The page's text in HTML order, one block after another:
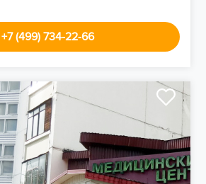
+7 (499) 734-22-66